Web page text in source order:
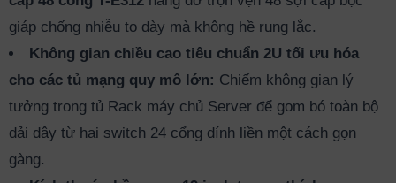
giáp chống nhiễu to dày mà không hề rung lắc.
Không gian chiều cao tiêu chuẩn 2U tối ưu hóa
cho các tủ mạng quy mô lớn: Chiếm không gian lý
tưởng trong tủ Rack máy chủ Server để gom bó toàn bộ
dải dây từ hai switch 24 cổng dính liền một cách gọn
gàng.